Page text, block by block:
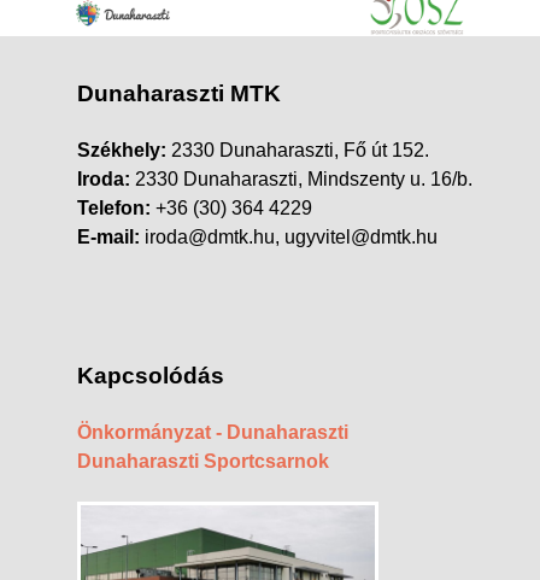
Dunaharaszti MTK
Székhely: 2330 Dunaharaszti, Fő út 152.
Iroda: 2330 Dunaharaszti, Mindszenty u. 16/b.
Telefon: +36 (30) 364 4229
E-mail: iroda@dmtk.hu, ugyvitel@dmtk.hu
Kapcsolódás
Önkormányzat - Dunaharaszti
Dunaharaszti Sportcsarnok